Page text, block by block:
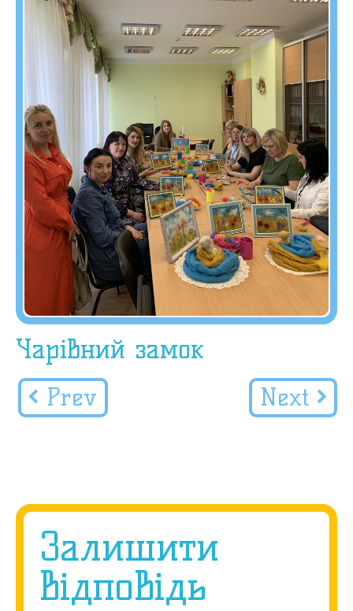
Чарівний замок
Prev Next
Залишити
відповідь